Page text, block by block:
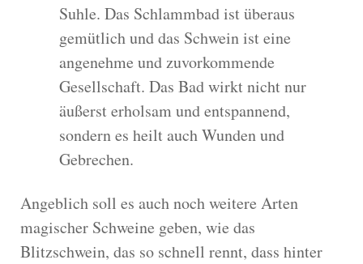
Suhle. Das Schlammbad ist überaus
gemütlich und das Schwein ist eine
angenehme und zuvorkommende
Gesellschaft. Das Bad wirkt nicht nur
äußerst erholsam und entspannend,
sondern es heilt auch Wunden und
Gebrechen.
Angeblich soll es auch noch weitere Arten
magischer Schweine geben, wie das
Blitzschwein, das so schnell rennt, dass hinter